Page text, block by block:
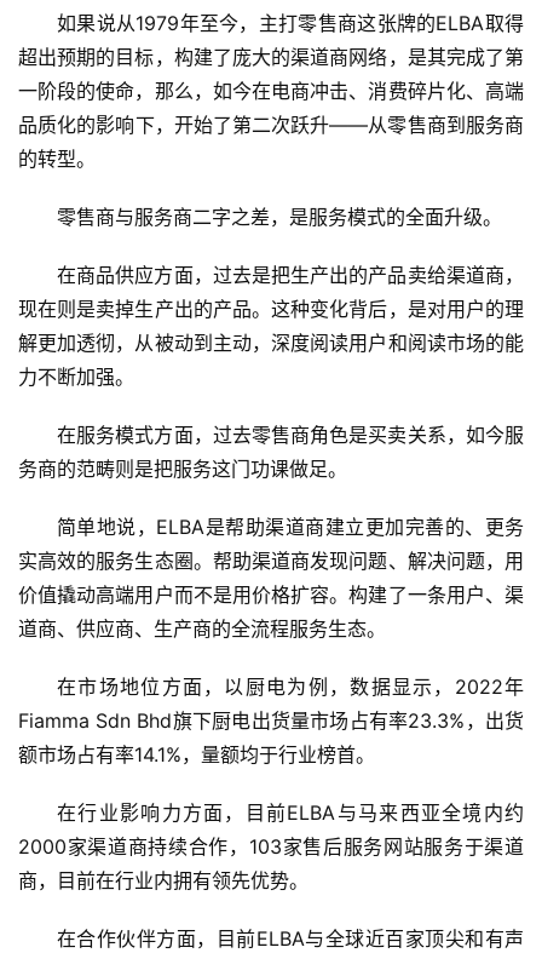
如果说从1979年至今，主打零售商这张牌的ELBA取得
超出预期的目标，构建了庞大的渠道商网络，是其完成了第
一阶段的使命，那么，如今在电商冲击、消费碎片化、高端
品质化的影响下，开始了第二次跃升——从零售商到服务商
的转型。
零售商与服务商二字之差，是服务模式的全面升级。
在商品供应方面，过去是把生产出的产品卖给渠道商，
现在则是卖掉生产出的产品。这种变化背后，是对用户的理
解更加透彻，从被动到主动，深度阅读用户和阅读市场的能
力不断加强。
在服务模式方面，过去零售商角色是买卖关系，如今服
务商的范畴则是把服务这门功课做足。
简单地说，ELBA是帮助渠道商建立更加完善的、更务
实高效的服务生态圈。帮助渠道商发现问题、解决问题，用
价值撬动高端用户而不是用价格扩容。构建了一条用户、渠
道商、供应商、生产商的全流程服务生态。
在市场地位方面，以厨电为例，数据显示，2022年
Fiamma Sdn Bhd旗下厨电出货量市场占有率23.3%，出货
额市场占有率14.1%，量额均于行业榜首。
在行业影响力方面，目前ELBA与马来西亚全境内约
2000家渠道商持续合作，103家售后服务网站服务于渠道
商，目前在行业内拥有领先优势。
在合作伙伴方面，目前ELBA与全球近百家顶尖和有声